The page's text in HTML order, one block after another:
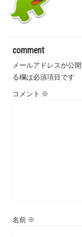
comment
メールアドレスが公
る欄は必須項目です
コメント ※
名前 ※